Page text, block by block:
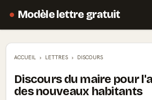
Modèle lettre gratuit
ACCUEIL LETTRES DISCOURS
Discours du maire pour
des nouveaux habitants